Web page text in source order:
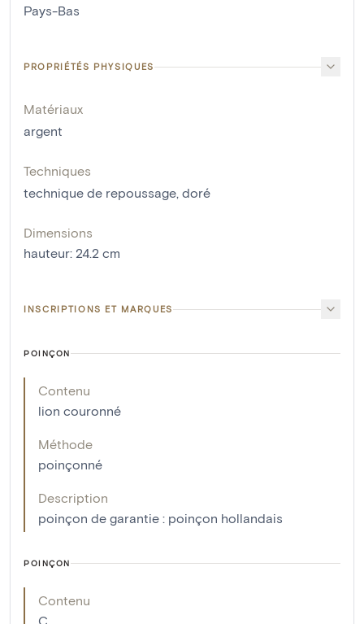
Pays-Bas
PROPRIÉTÉS PHYSIQUES
Matériaux
argent
Techniques
technique de repoussage, doré
Dimensions
hauteur: 24.2 cm
INSCRIPTIONS ET MARQUES
POINÇON
Contenu
lion couronné
Méthode
poinçonné
Description
poinçon de garantie : poinçon hollandais
POINÇON
Contenu
C